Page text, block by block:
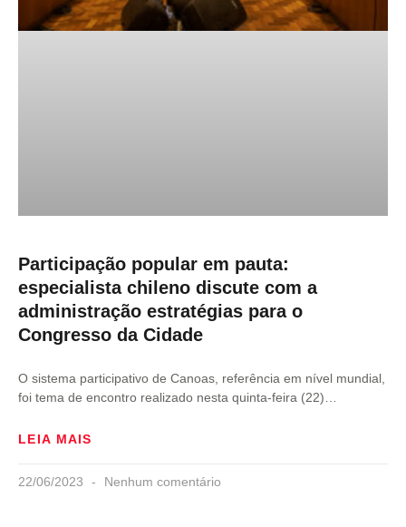
Participação popular em pauta:
especialista chileno discute com a
administração estratégias para o
Congresso da Cidade
O sistema participativo de Canoas, referência em nível mundial,
foi tema de encontro realizado nesta quinta-feira (22)…
LEIA MAIS
22/06/2023 Nenhum comentário